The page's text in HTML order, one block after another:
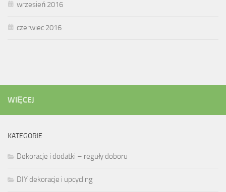
wrzesień 2016
czerwiec 2016
WIĘCEJ
KATEGORIE
Dekoracje i dodatki – reguły doboru
DIY dekoracje i upcycling